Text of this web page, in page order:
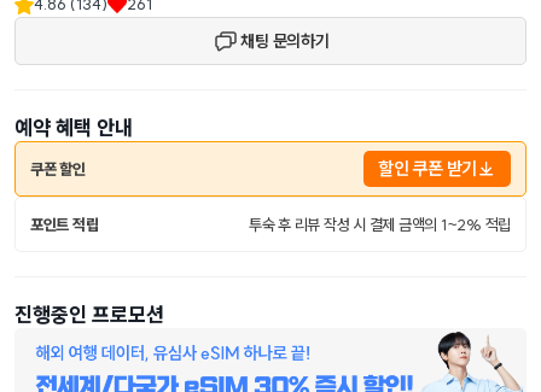
채팅 문의하기
예약 혜택 안내
쿠폰 할인 할인 쿠폰 받기
포인트 적립 투숙 후 리뷰 작성 시 결제 금액의 1~2% 적립
진행중인 프로모션